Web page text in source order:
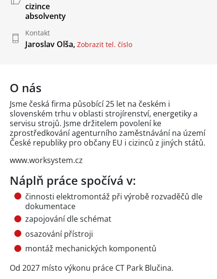
cizince
absolventy
Kontakt
Jaroslav Olša, Zobrazit tel. číslo
O nás
Jsme česká firma působící 25 let na českém i
slovenském trhu v oblasti strojírenství, energetiky a
servisu strojů. Jsme držitelem povolení ke
zprostředkování agenturního zaměstnávání na území
České republiky pro občany EU i cizinců z jiných států.
www.worksystem.cz
Náplň práce spočívá v:
činnosti elektromontáž při výrobě rozvaděčů dle
dokumentace
zapojování dle schémat
osazování přístroji
montáž mechanických komponentů
Od 2027 místo výkonu práce CT Park Blučina.